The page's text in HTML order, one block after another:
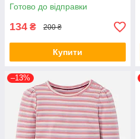
Готово до відправки
134 ₴ 200 ₴
Купити
–13%